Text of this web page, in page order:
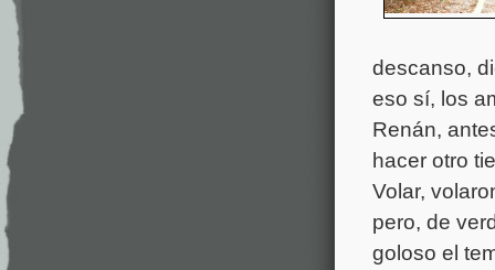
descanso,
eso sí, los
Renán,
hacer otro
Volar,
pero, de
goloso el